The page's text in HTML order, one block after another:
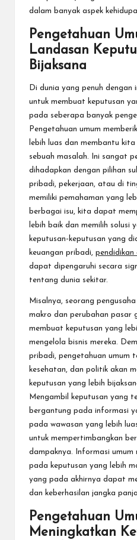
dalam banyak aspek
Pengetahuan
Landasan
Bijaksana
Di dunia yang penuh dengan
untuk membuat keputusan
pada seberapa banyak
Pengetahuan umum
lebih luas dan membantu
sebuah masalah. Ini sangat
dihadapkan dengan pilihan
pribadi, pekerjaan, atau di
memiliki pemahaman yang
berbagai isu, kita dapat
lebih baik dan memilih solusi
keputusan-keputusan yang
keuangan pribadi, pendidikan
dapat dipengaruhi secara
tentang dunia sekitar.
Misalnya, seorang
makro dan perubahan pasar
membuat keputusan yang
mengelola bisnis mereka.
pribadi, pengetahuan umum
kesehatan, dan politik akan
keputusan yang lebih
Mengambil keputusan yang
bergantung pada informasi
pada wawasan yang lebih
untuk mempertimbangkan
dampaknya. Informasi
pada keputusan yang lebih
yang pada akhirnya dapat
dan keberhasilan jangka
Pengetahuan
Meningkatkan